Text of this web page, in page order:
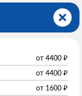
от 4400 ₽
от 4400 ₽
от 1600 ₽